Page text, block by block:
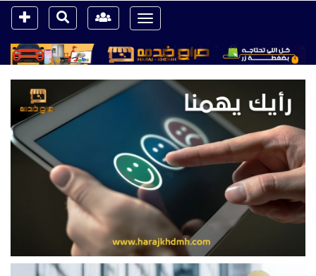
Toggle
navigation